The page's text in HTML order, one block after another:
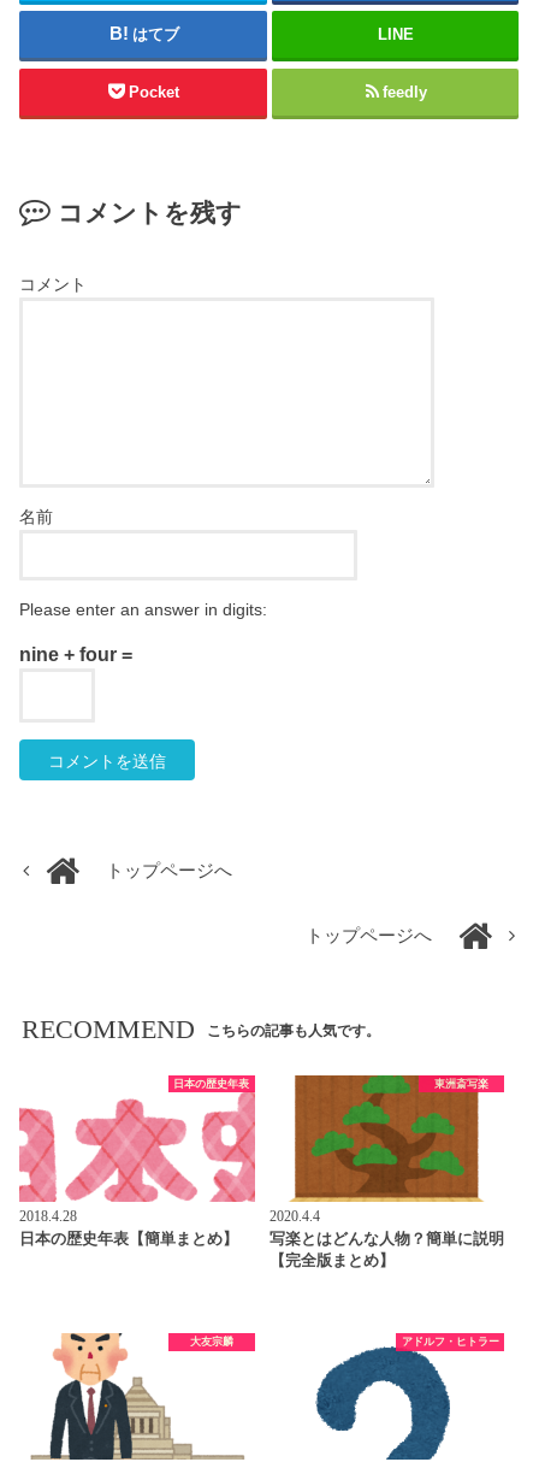
はてブ LINE
Pocket feedly
コメントを残す
コメント
名前
Please enter an answer in digits:
nine + four =
トップページへ
トップページへ
RECOMMEND こちらの記事も人気です。
日本の歴史年表
2018.4.28
日本の歴史年表【簡単まとめ】
東洲斎写楽
2020.4.4
写楽とはどんな人物？簡単に説明
【完全版まとめ】
大友宗麟 アドルフ・ヒトラー